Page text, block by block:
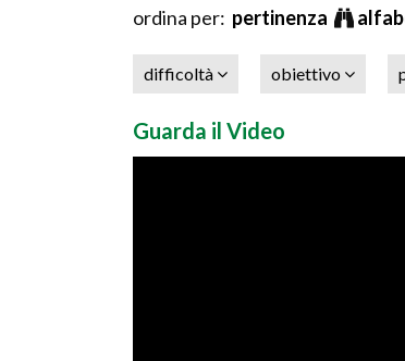
ordina per: pertinenza
difficoltà obiettivo
Guarda il Video